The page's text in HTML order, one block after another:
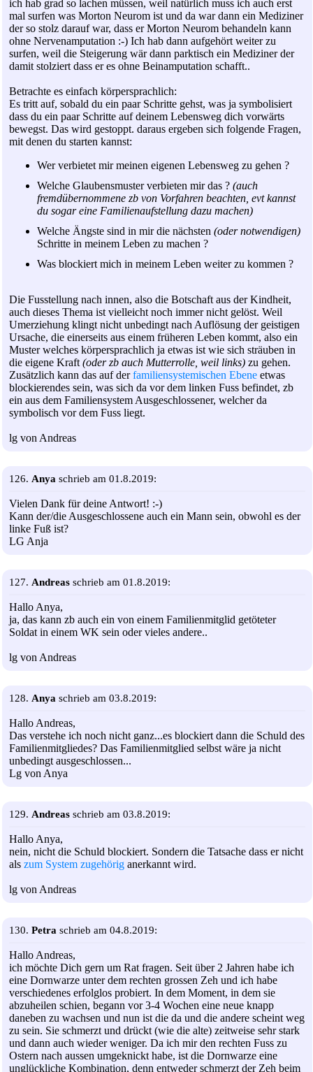
ich hab grad so lachen müssen, weil natürlich muss ich auch erst
mal surfen was Morton Neurom ist und da war dann ein Mediziner
der so stolz darauf war, dass er Morton Neurom behandeln kann
ohne Nervenamputation :-) Ich hab dann aufgehört weiter zu
surfen, weil die Steigerung wär dann parktisch ein Mediziner der
damit stolziert dass er es ohne Beinamputation schafft..
Betrachte es einfach körpersprachlich:
Es tritt auf, sobald du ein paar Schritte gehst, was ja symbolisiert
dass du ein paar Schritte auf deinem Lebensweg dich vorwärts
bewegst. Das wird gestoppt. daraus ergeben sich folgende Fragen,
mit denen du starten kannst:
Wer verbietet mir meinen eigenen Lebensweg zu gehen ?
Welche Glaubensmuster verbieten mir das ? (auch
fremdübernommene zb von Vorfahren beachten, evt kannst
du sogar eine Familienaufstellung dazu machen)
Welche Ängste sind in mir die nächsten (oder notwendigen)
Schritte in meinem Leben zu machen ?
Was blockiert mich in meinem Leben weiter zu kommen ?
Die Fusstellung nach innen, also die Botschaft aus der Kindheit,
auch dieses Thema ist vielleicht noch immer nicht gelöst. Weil
Umerziehung klingt nicht unbedingt nach Auflösung der geistigen
Ursache, die einerseits aus einem früheren Leben kommt, also ein
Muster welches körpersprachlich ja etwas ist wie sich sträuben in
die eigene Kraft(oder zb auch Mutterrolle, weil links) zu gehen.
Zusätzlich kann das auf derfamiliensystemischen Ebene etwas
blockierendes sein, was sich da vor dem linken Fuss befindet, zb
ein aus dem Familiensystem Ausgeschlossener, welcher da
symbolisch vor dem Fuss liegt.
lg von Andreas
126. Anya schrieb am 01.8.2019:
Vielen Dank für deine Antwort! :-)
Kann der/die Ausgeschlossene auch ein Mann sein, obwohl es der
linke Fuß ist?
LG Anja
127. Andreas schrieb am 01.8.2019:
Hallo Anya,
ja, das kann zb auch ein von einem Familienmitglid getöteter
Soldat in einem WK sein oder vieles andere..
lg von Andreas
128. Anya schrieb am 03.8.2019:
Hallo Andreas,
Das verstehe ich noch nicht ganz...es blockiert dann die Schuld des
Familienmitgliedes? Das Familienmitglied selbst wäre ja nicht
unbedingt ausgeschlossen...
Lg von Anya
129. Andreas schrieb am 03.8.2019:
Hallo Anya,
nein, nicht die Schuld blockiert. Sondern die Tatsache dass er nicht
als zum System zugehörig anerkannt wird.
lg von Andreas
130. Petra schrieb am 04.8.2019:
Hallo Andreas,
ich möchte Dich gern um Rat fragen. Seit über 2 Jahren habe ich
eine Dornwarze unter dem rechten grossen Zeh und ich habe
verschiedenes erfolglos probiert. In dem Moment, in dem sie
abzuheilen schien, begann vor 3-4 Wochen eine neue knapp
daneben zu wachsen und nun ist die da und die andere scheint weg
zu sein. Sie schmerzt und drückt (wie die alte) zeitweise sehr stark
und dann auch wieder weniger. Da ich mir den rechten Fuss zu
Ostern nach aussen umgeknickt habe, ist die Dornwarze eine
unglückliche Kombination, denn entweder schmerzt der Zeh beim